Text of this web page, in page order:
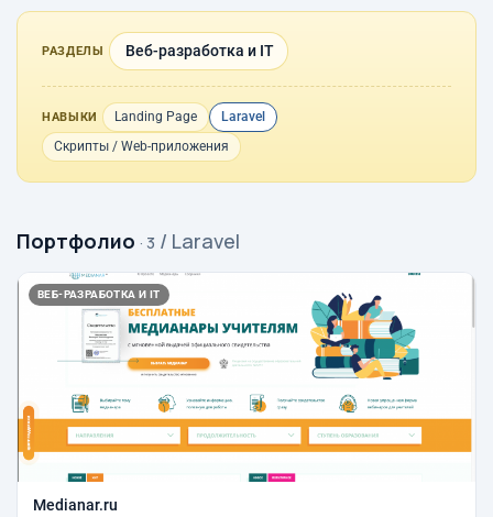
РАЗДЕЛЫ Веб-разработка и IT
НАВЫКИ Landing Page
Laravel
Скрипты / Web-приложения
Портфолио · 3 / Laravel
ВЕБ-РАЗРАБОТКА И IT
Medianar.ru